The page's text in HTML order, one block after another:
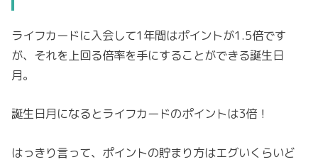
ライフカードに入会して1年間はポイントが1.5倍です
が、それを上回る倍率を手にすることができる誕生日
月。
誕生日月になるとライフカードのポイントは3倍！
はっきり言って、ポイントの貯まり方はエグいくらいど